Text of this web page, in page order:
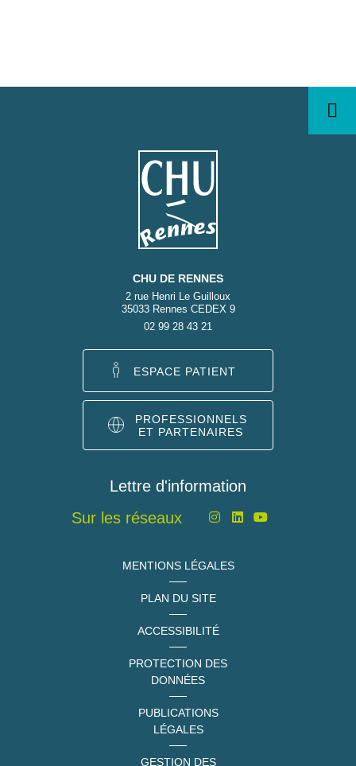
CHU DE RENNES
2 rue Henri Le Guilloux
35033 Rennes CEDEX 9
02 99 28 43 21
ESPACE PATIENT
PROFESSIONNELS
ET PARTENAIRES
Lettre d'information
Sur les réseaux
MENTIONS LÉGALES
PLAN DU SITE
ACCESSIBILITÉ
PROTECTION DES
DONNÉES
PUBLICATIONS
LÉGALES
GESTION DES